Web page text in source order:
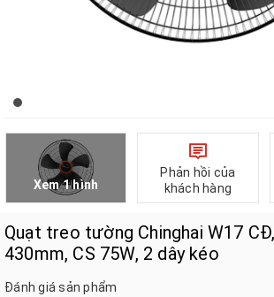
Xem 1 hình
Phản hồi của
khách hàng
Quạt treo tường Chinghai W17
430mm, CS 75W, 2 dây kéo
Đánh giá sản phẩm